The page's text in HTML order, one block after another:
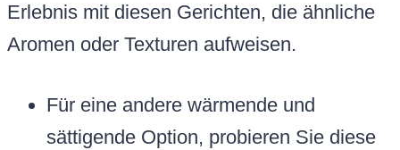
Erlebnis mit diesen Gerichten, die ähnliche
Aromen oder Texturen aufweisen.
Für eine andere wärmende und
sättigende Option, probieren Sie diese